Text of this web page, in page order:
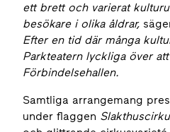
ett brett och varierat
besökare i olika åldrar,
Efter en tid där många
Parkteatern lyckliga över
Förbindelsehallen.
Samtliga arrangemang
under flaggen